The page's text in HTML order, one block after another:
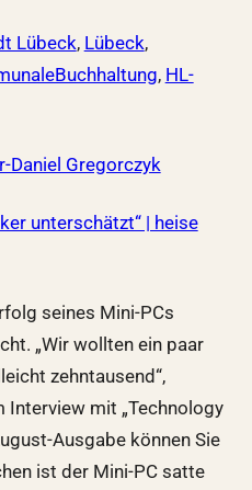
Lübeck, Lübeck,
, HL-
Daniel Gregorczyk
unterschätzt“ | heise
seines Mini-PCs
„Wir wollten ein paar
zehntausend“,
Interview mit „Technology
Ausgabe können Sie
ist der Mini-PC satte